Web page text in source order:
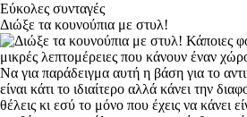
Διώξε τα κουνούπια με στυλ!